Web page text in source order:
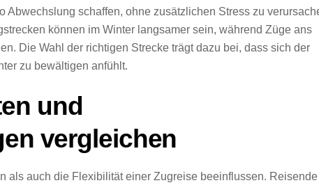
schaffen, ohne zusätzlichen Stress zu
können im Winter langsamer sein, während Züge ans
Die Wahl der richtigen Strecke trägt dazu bei, dass sich der
zu bewältigen anfühlt.
und
vergleichen
als auch die Flexibilität einer Zugreise beeinflussen. Reisende